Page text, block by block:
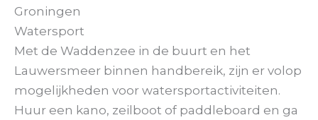
Groningen
Watersport
Met de Waddenzee in de buurt en het
Lauwersmeer binnen handbereik, zijn er volop
mogelijkheden voor watersportactiviteiten.
Huur een kano, zeilboot of paddleboard en ga